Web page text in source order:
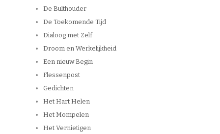
De Bulthouder
De Toekomende Tijd
Dialoog met Zelf
Droom en Werkelijkheid
Een nieuw Begin
Flessenpost
Gedichten
Het Hart Helen
Het Mompelen
Het Vernietigen